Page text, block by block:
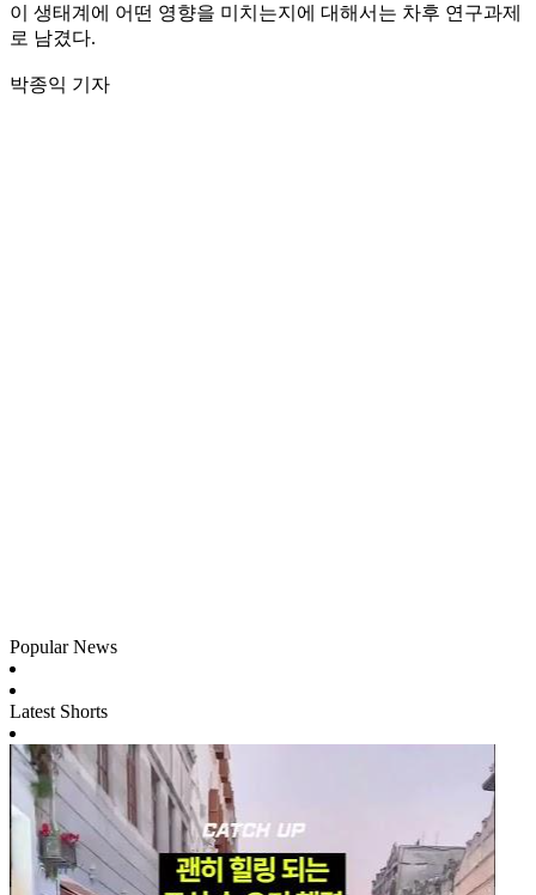
이 생태계에 어떤 영향을 미치는지에 대해서는 차후 연구과제
로 남겼다.
박종익 기자
Popular News
Latest Shorts